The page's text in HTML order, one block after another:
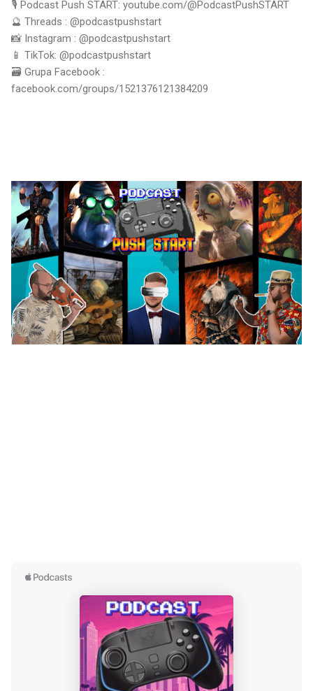
🎙 Podcast Push START: youtube.com/@PodcastPushSTART
🔮 Threads : @podcastpushstart
📸 Instagram : @podcastpushstart
📱 TikTok: @podcastpushstart
🗃 Grupa Facebook :
facebook.com/groups/1521376121384209